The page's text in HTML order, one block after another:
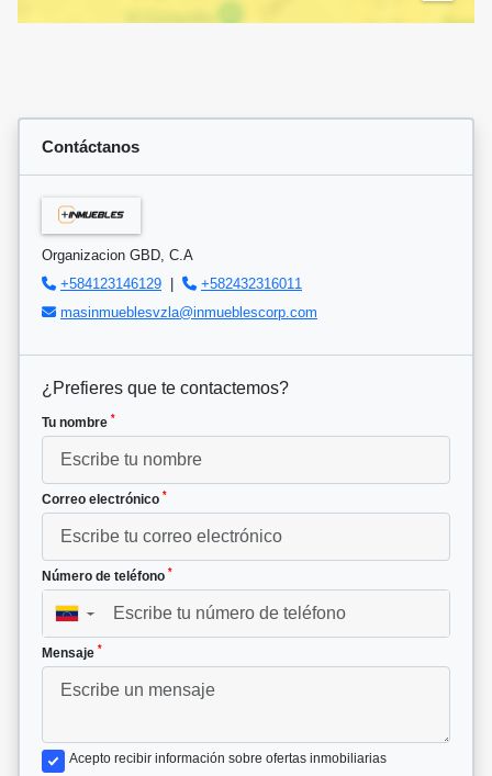
Contáctanos
Organizacion GBD, C.A
+584123146129 |
+582432316011
masinmueblesvzla@inmueblescorp.com
¿Prefieres que te contactemos?
Tu nombre *
Correo electrónico *
Número de teléfono *
▼
Mensaje *
Acepto recibir información sobre ofertas inmobiliarias